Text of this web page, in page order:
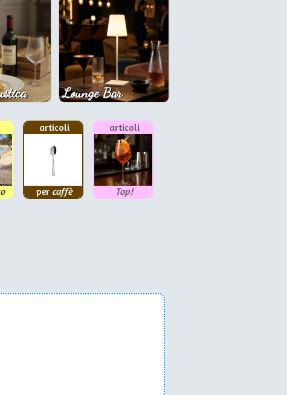
Lounge Bar
articoli
per caffè
articoli
Top!